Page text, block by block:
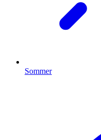
Sommer